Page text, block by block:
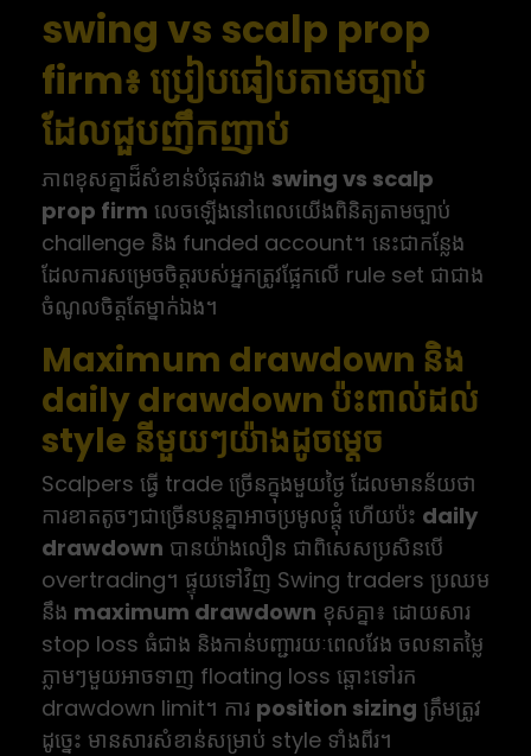
swing vs scalp prop
firm៖ ប្រៀបធៀបតាមច្បាប់
ដែលជួបញឹកញាប់
ភាពខុសគ្នាដ៏សំខាន់បំផុតរវាង swing vs scalp
prop firm លេចឡើងនៅពេលយើងពិនិត្យតាមច្បាប់
challenge និង funded account។ នេះជាកន្លែង
ដែលការសម្រេចចិត្តរបស់អ្នកត្រូវផ្អែកលើ rule set ជាជាង
ចំណូលចិត្តតែម្នាក់ឯង។
Maximum drawdown និង
daily drawdown ប៉ះពាល់ដល់
style នីមួយៗយ៉ាងដូចម្តេច
Scalpers ធ្វើ trade ច្រើនក្នុងមួយថ្ងៃ ដែលមានន័យថា
ការខាតតូចៗជាច្រើនបន្តគ្នាអាចប្រមូលផ្តុំ ហើយប៉ះ daily
drawdown បានយ៉ាងលឿន ជាពិសេសប្រសិនបើ
overtrading។ ផ្ទុយទៅវិញ Swing traders ប្រឈម
នឹង maximum drawdown ខុសគ្នា៖ ដោយសារ
stop loss ធំជាង និងកាន់បញ្ជារយៈពេលវែង ចលនាតម្លៃ
ភ្លាមៗមួយអាចទាញ floating loss ឆ្ពោះទៅរក
drawdown limit។ ការ position sizing ត្រឹមត្រូវ
ដូច្នេះ មានសារសំខាន់សម្រាប់ style ទាំងពីរ។